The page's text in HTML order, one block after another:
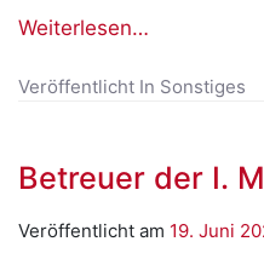
Weiterlesen…
Veröffentlicht In Sonstiges
Betreuer der I.
Veröffentlicht am 19. Juni